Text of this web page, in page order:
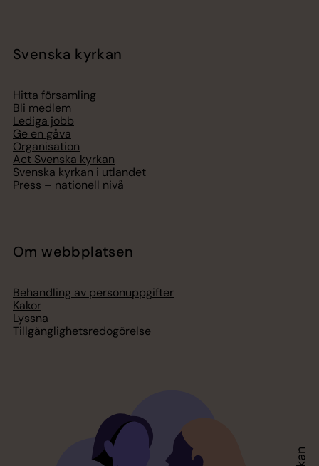
Svenska kyrkan
Hitta församling
Bli medlem
Lediga jobb
Ge en gåva
Organisation
Act Svenska kyrkan
Svenska kyrkan i utlandet
Press – nationell nivå
Om webbplatsen
Behandling av personuppgifter
Kakor
Lyssna
Tillgänglighetsredogörelse